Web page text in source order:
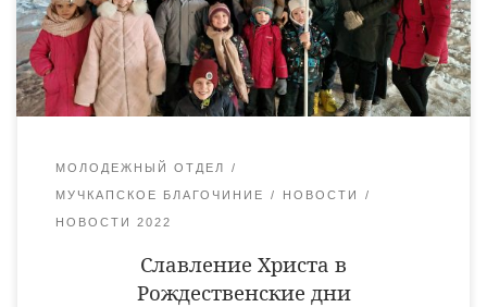
Невского р.п. Мучкапский. Ребята ходили по домам с
Вифлеемской звездой, пели тропарь Рождества Христова и
рождественские песни. Взрослые всегда с радостью […]
МОЛОДЕЖНЫЙ ОТДЕЛ
МУЧКАПСКОЕ БЛАГОЧИНИЕ НОВОСТИ
НОВОСТИ 2022
Славление Христа в
Рождественские дни